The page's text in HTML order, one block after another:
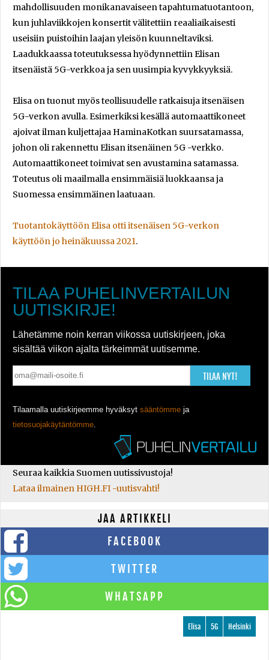
mahdollisuuden monikanavaiseen tapahtumatuotantoon,
kun juhlaviikkojen konsertit välitettiin reaaliaikaisesti
useisiin puistoihin laajan yleisön kuunneltaviksi.
Laadukkaassa toteutuksessa hyödynnettiin Elisan
itsenäistä 5G-verkkoa ja sen uusimpia kyvykkyyksiä.
Elisa on tuonut myös teollisuudelle ratkaisuja itsenäisen
5G-verkon avulla. Esimerkiksi kesällä automaattikoneet
ajoivat ilman kuljettajaa HaminaKotkan suursatamassa,
johon oli rakennettu Elisan itsenäinen 5G -verkko.
Automaattikoneet toimivat sen avustamina satamassa.
Toteutus oli maailmalla ensimmäisiä luokkaansa ja
Suomessa ensimmäinen laatuaan.
Tuotantokäyttöön Elisa otti itsenäisen 5G-verkon
käyttöön jo heinäkuussa 2021.
TILAA PUHELINVERTAILUN
UUTISKIRJE!
Lähetämme noin kerran viikossa uutiskirjeen, joka
sisältää viikon ajalta tärkeimmät uutisemme.
TILAA NYT!
Tilaamalla uutiskirjeemme hyväksyt sääntömme ja
tietosuojakäytäntömme
Seuraa kaikkia Suomen uutissivustoja!
Lataa ilmainen HIGH.FI -uutisvahti!
JAA ARTIKKELI
FACEBOOK
TWITTER
WHATSAPP
Helsinki
5G
Elisa